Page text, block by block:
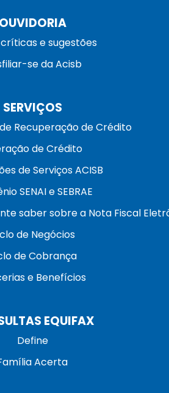
OUVIDORIA
críticas e sugestões
se da Acisb
SERVIÇOS
Recuperação de Crédito
de Crédito
de Serviços ACISB
SENAI e SEBRAE
saber sobre a Nota Fiscal
de Negócios
de Cobrança
e Benefícios
EQUIFAX
Define
Acerta